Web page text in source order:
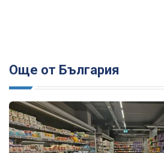
Още от България